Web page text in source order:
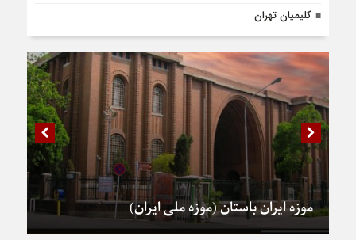
کلیمیان تهران
موزه ایران باستان (موزه ملی ایران)